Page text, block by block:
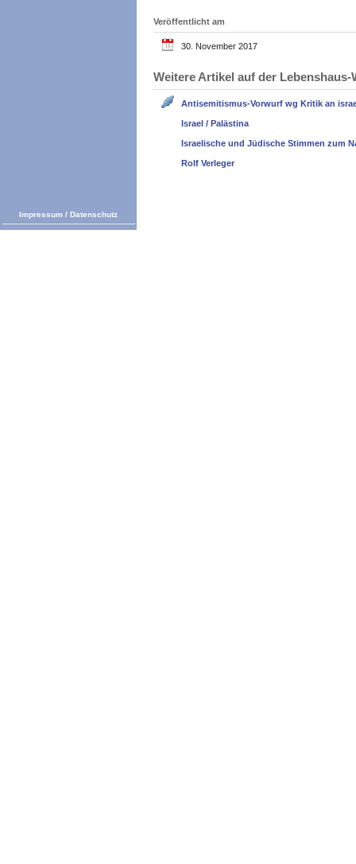
Veröffentlicht am
30. November 2017
Weitere Artikel auf der
Antisemitismus-Vorwurf wg Kritik an
Israel / Palästina
Israelische und Jüdische Stimmen zum
Rolf Verleger
Impressum / Datenschutz